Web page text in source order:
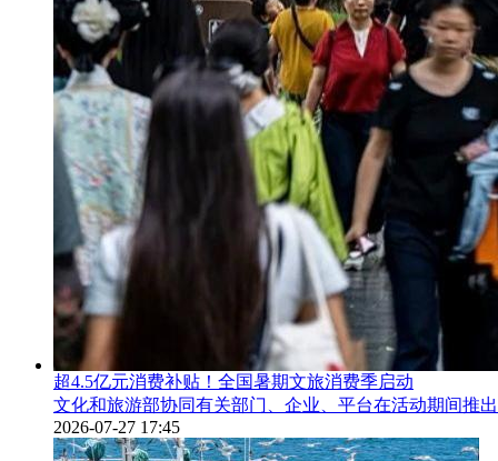
超4.5亿元消费补贴！全国暑期文旅消费季启动
文化和旅游部协同有关部门、企业、平台在活动期间推
2026-07-27 17:45